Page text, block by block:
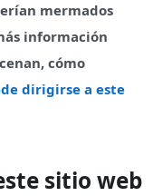
mermados
información
cómo
dirigirse a este
sitio web